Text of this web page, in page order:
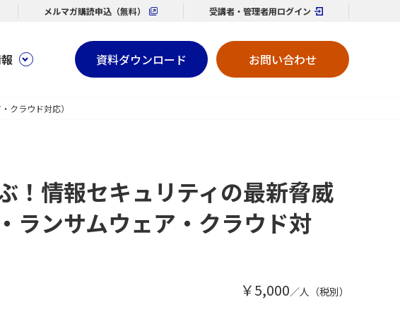
メルマガ購読申込（無料） 受講者・管理者用ログイン
資料ダウンロード お問い合わせ
クラウド対応）
！情報セキュリティの最新脅威
ランサムウェア・クラウド対
￥5,000／人（税別）